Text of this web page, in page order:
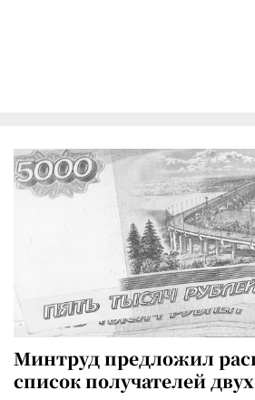
Минтруд предложил
список получателей